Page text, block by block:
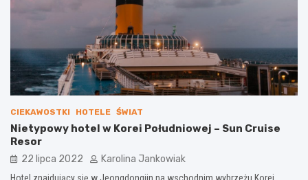
CIEKAWOSTKI HOTELE ŚWIAT
Nietypowy hotel w Korei Południowej – Sun Cruise
Resor
22 lipca 2022 Karolina Jankowiak
Hotel znajdujący się w Jeongdongjin na wschodnim wybrzeżu Korei